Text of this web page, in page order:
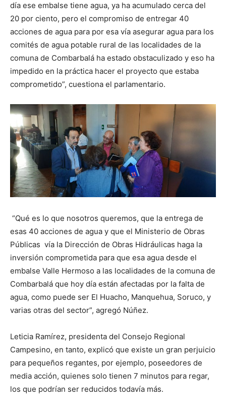
día ese embalse tiene agua, ya ha acumulado cerca del
20 por ciento, pero el compromiso de entregar 40
acciones de agua para por esa vía asegurar agua para los
comités de agua potable rural de las localidades de la
comuna de Combarbalá ha estado obstaculizado y eso ha
impedido en la práctica hacer el proyecto que estaba
comprometido”, cuestiona el parlamentario.
“Qué es lo que nosotros queremos, que la entrega de
esas 40 acciones de agua y que el Ministerio de Obras
Públicas vía la Dirección de Obras Hidráulicas haga la
inversión comprometida para que esa agua desde el
embalse Valle Hermoso a las localidades de la comuna de
Combarbalá que hoy día están afectadas por la falta de
agua, como puede ser El Huacho, Manquehua, Soruco, y
varias otras del sector”, agregó Núñez.
Leticia Ramírez, presidenta del Consejo Regional
Campesino, en tanto, explicó que existe un gran perjuicio
para pequeños regantes, por ejemplo, poseedores de
media acción, quienes solo tienen 7 minutos para regar,
los que podrían ser reducidos todavía más.